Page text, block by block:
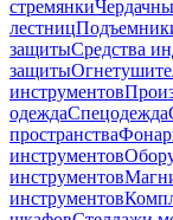
стремянки
лестниц
защитыСредства
защиты
инструментов
одеждаСпецодежда
пространства
инструментов
инструментов
инструментов